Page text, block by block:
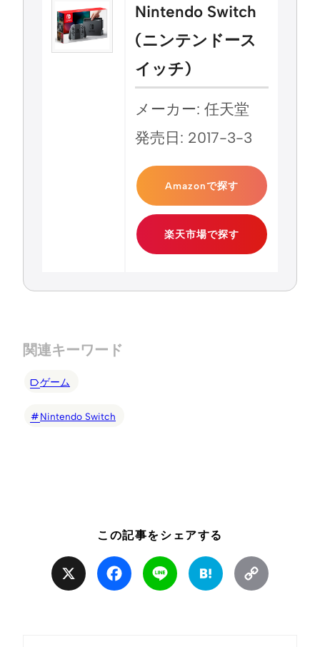
Nintendo Switch
(ニンテンドース
イッチ)
メーカー: 任天堂
発売日: 2017-3-3
Amazonで探す
楽天市場で探す
関連キーワード
ゲーム
Nintendo Switch
この記事をシェアする
Facebook Line Hatena